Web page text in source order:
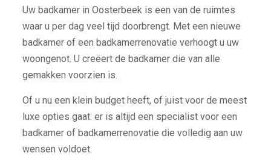
Uw badkamer in Oosterbeek is een van de ruimtes
waar u per dag veel tijd doorbrengt. Met een nieuwe
badkamer of een badkamerrenovatie verhoogt u uw
woongenot. U creëert de badkamer die van alle
gemakken voorzien is.
Of u nu een klein budget heeft, of juist voor de meest
luxe opties gaat: er is altijd een specialist voor een
badkamer of badkamerrenovatie die volledig aan uw
wensen voldoet.